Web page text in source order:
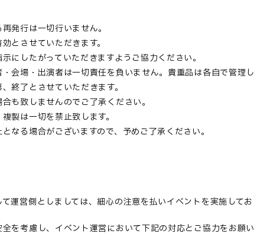
発行は一切行いません。
とさせていただきます。
にしたがっていただきますようご協力ください。
会場・出演者は一切責任を負いません。貴重品は各自で管理し
終了とさせていただきます。
も致しませんのでご了承ください。
製は一切を禁止致します。
なる場合がございますので、予めご了承ください。
運営側としましては、細心の注意を払いイベントを実施してお
を考慮し、イベント運営において下記の対応とご協力をお願い